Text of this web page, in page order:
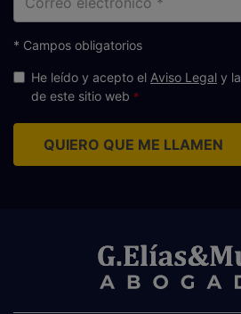
electrónico
* Campos obligatorios
He leído y acepto el Aviso Legal y la
de este sitio web
QUIERO QUE ME LLAMEN